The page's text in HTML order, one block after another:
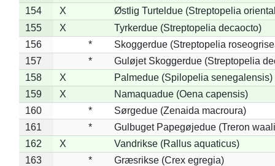
154
X
Østlig Turteldue (Streptopelia
155
X
Tyrkerdue (Streptopelia decaocto)
156
*
Skoggerdue (Streptopelia
157
*
Guløjet Skoggerdue (Streptopelia
158
X
Palmedue (Spilopelia senegalensis)
159
X
Namaquadue (Oena capensis)
160
*
Sørgedue (Zenaida macroura)
161
*
Gulbuget Papegøjedue (Treron
162
X
Vandrikse (Rallus aquaticus)
163
*
Græsrikse (Crex egregia)